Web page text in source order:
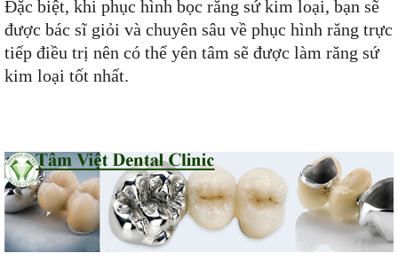
Đặc biệt, khi phục hình bọc răng sứ kim loại, bạn sẽ
được bác sĩ giỏi và chuyên sâu về phục hình răng trực
tiếp điều trị nên có thể yên tâm sẽ được làm răng sứ
kim loại tốt nhất.